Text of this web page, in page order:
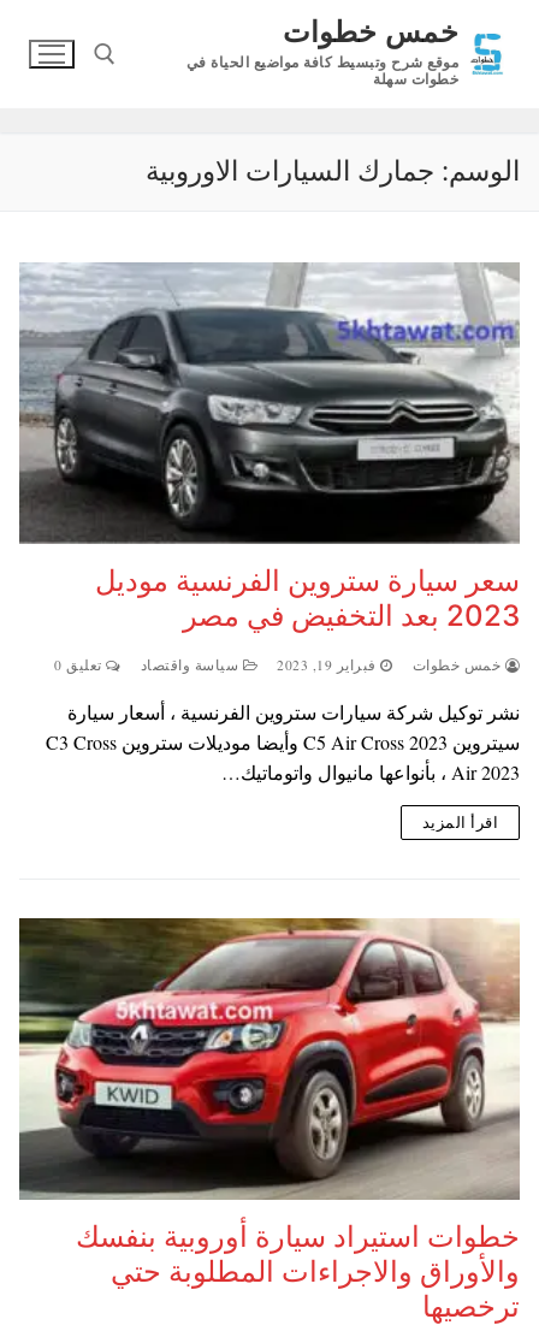
المحتوى
خمس خطوات
موقع شرح وتبسيط كافة مواضيع الحياة في
خطوات سهلة
الوسم: جمارك السيارات الاوروبية
سعر سيارة ستروين الفرنسية موديل
2023 بعد التخفيض في مصر
خمس خطوات فبراير 19, 2023 سياسة واقتصاد تعليق 0
نشر توكيل شركة سيارات ستروين الفرنسية ، أسعار سيارة
سيتروين C5 Air Cross 2023 وأيضا موديلات ستروين C3 Cross
Air 2023 ، بأنواعها مانيوال واتوماتيك…
اقرأ المزيد
خطوات استيراد سيارة أوروبية بنفسك
والأوراق والاجراءات المطلوبة حتي
ترخصيها